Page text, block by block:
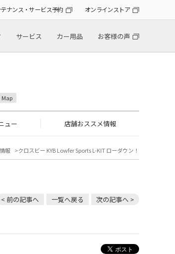
ナンス・サービス予約 オンラインストア
サービス カー用品 お客様の声
Map
ュー 店舗おススメ情報
報 クロスビー KYB Lowfer Sports L-KIT ローダウン！
< 前の記事へ 一覧へ戻る 次の記事へ >